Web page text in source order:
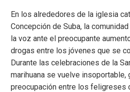
En los alrededores de la iglesia
Concepción de Suba, la
la voz ante el preocupante
drogas entre los jóvenes que se
Durante las celebraciones de la
marihuana se vuelve insoportable,
preocupación entre los feligreses